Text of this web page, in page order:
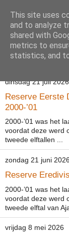
dinsdag 21 juli 2026
Reserve Eerste
2000-’01
2000-’01 was het
voordat deze werd
tweede elftallen ...
zondag 21 juni 2026
Reserve
2000-’01 was het
voordat deze werd
tweede elftal van
vrijdag 8 mei 2026
This site uses
and to analyze
shared with
metrics to
statistics, and